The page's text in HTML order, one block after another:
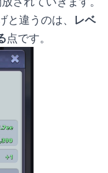
違うのは、 レベ
点です。